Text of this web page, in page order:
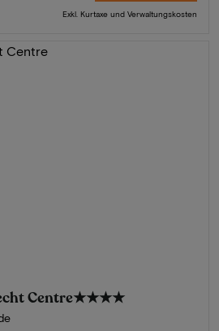
Exkl. Kurtaxe und Verwaltungskosten
Centre★★★★